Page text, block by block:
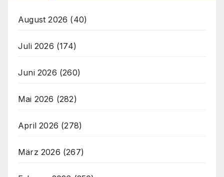
August 2026 (40)
Juli 2026 (174)
Juni 2026 (260)
Mai 2026 (282)
April 2026 (278)
März 2026 (267)